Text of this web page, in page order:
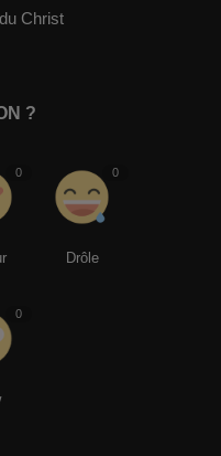
Christ
?
0 0
Drôle
0